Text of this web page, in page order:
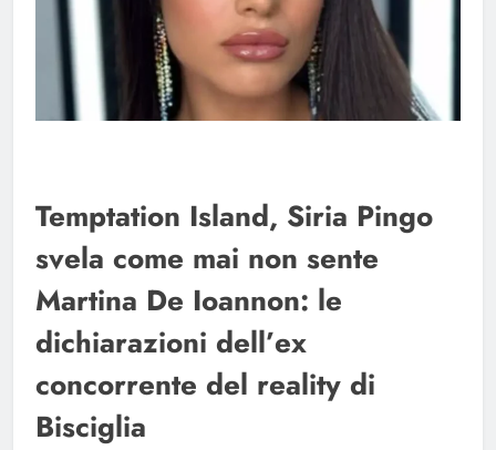
Temptation Island, Siria Pingo
svela come mai non sente
Martina De Ioannon: le
dichiarazioni dell’ex
concorrente del reality di
Bisciglia